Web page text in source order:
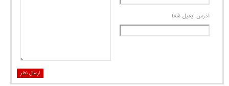
آدرس ايميل شما
ارسال نظر